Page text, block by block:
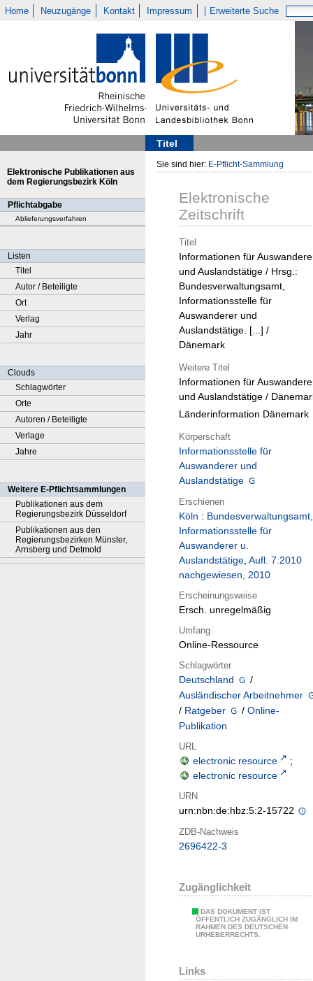
Home Neuzugänge Kontakt Impressum Erweiterte Suche
Titel
Elektronische Publikationen aus
dem Regierungsbezirk Köln
Pflichtabgabe
Ablieferungsverfahren
Listen
Titel
Autor / Beteiligte
Ort
Verlag
Jahr
Clouds
Schlagwörter
Orte
Autoren / Beteiligte
Verlage
Jahre
Weitere E-Pflichtsammlungen
Publikationen aus dem
Regierungsbezirk Düsseldorf
Publikationen aus den
Regierungsbezirken Münster,
Arnsberg und Detmold
Sie sind hier: E-Pflicht-Sammlung
Elektronische
Zeitschrift
Titel
Informationen für
und Auslandstätige / Hrsg.:
Bundesverwaltungsamt,
Informationsstelle für
Auswanderer und
Auslandstätige. [...] /
Dänemark
Weitere Titel
Informationen für
und Auslandstätige /
Länderinformation Dänemark
Körperschaft
Informationsstelle für
Auswanderer und
Auslandstätige
Erschienen
Köln : Bundesverwaltungsamt,
Informationsstelle für
Auswanderer u.
Auslandstätige, Aufl. 7.2010
nachgewiesen, 2010
Erscheinungsweise
Ersch. unregelmäßig
Umfang
Online-Ressource
Schlagwörter
Deutschland
/
Ausländischer Arbeitnehmer
/ Ratgeber / Online-
Publikation
URL
electronic resource
;
electronic resource
URN
urn:nbn:de:hbz:5:2-15722
ZDB-Nachweis
2696422-3
Zugänglichkeit
DAS DOKUMENT IST
ÖFFENTLICH ZUGÄNGLICH IM
RAHMEN DES DEUTSCHEN
URHEBERRECHTS.
Links